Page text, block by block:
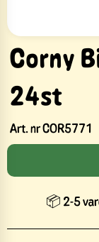
Corny
24st
Art. nrCOR5771
📦 2-5